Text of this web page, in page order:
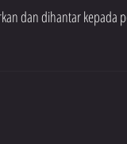
dan dihantar kepada